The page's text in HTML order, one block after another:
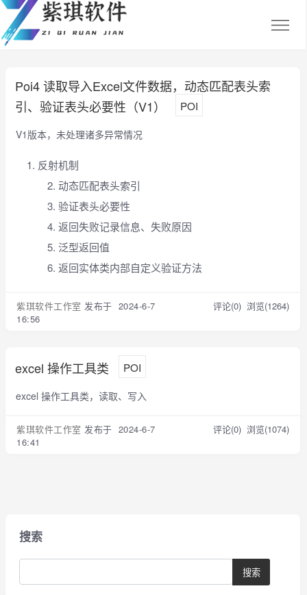
Poi4 读取导入Excel文件数据，动态匹配表头索
引、验证表头必要性（V1）
POI
V1版本，未处理诸多异常情况
反射机制
动态匹配表头索引
验证表头必要性
返回失败记录信息、失败原因
泛型返回值
返回实体类内部自定义验证方法
紫琪软件工作室 发布于 2024-6-7
16:56
评论(0) 浏览(1264)
excel 操作工具类 POI
excel 操作工具类，读取、写入
紫琪软件工作室 发布于 2024-6-7
16:41
评论(0) 浏览(1074)
搜索